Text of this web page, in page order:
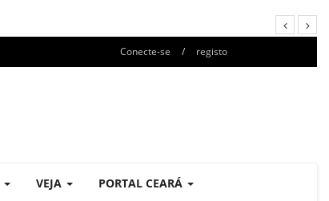
Conecte-se / registo
VEJA PORTAL CEARÁ